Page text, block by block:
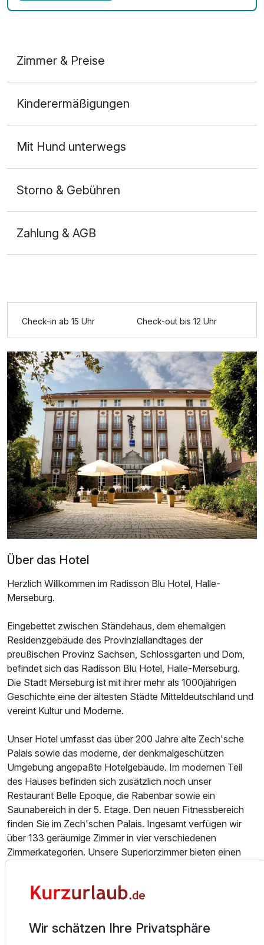
Zimmer & Preise
2 Erwachsene und 1 Kind
Ausstattung
Zusatznächte
Für 4 Tage p.P. ab205,00 €
Doppelzimmer Superior
2 Erwachsene
Ausstattung
Für 4 Tage
Einzelzimmer Standard
1 Erwachsenen und 1 Kind
Ausstattung
Kinderermäßigungen
Mit Hund unterwegs
Storno & Gebühren
Zahlung & AGB
Check-in ab 15 Uhr Check-out bis 12 Uhr
Über das Hotel
Herzlich Willkommen im Radisson Blu Hotel, Halle-
Merseburg.
Eingebettet zwischen Ständehaus, dem ehemaligen
Residenzgebäude des Provinziallandtages der
preußischen Provinz Sachsen, Schlossgarten und Dom,
befindet sich das Radisson Blu Hotel, Halle-Merseburg.
Die Stadt Merseburg ist mit ihrer mehr als 1000jährigen
Geschichte eine der ältesten Städte Mitteldeutschland und
vereint Kultur und Moderne.
Unser Hotel umfasst das über 200 Jahre alte Zech'sche
Palais sowie das moderne, der denkmalgeschützen
Umgebung angepaßte Hotelgebäude. Im modernen Teil
des Hauses befinden sich zusätzlich noch unser
Restaurant Belle Epoque, die Rabenbar sowie ein
Saunabereich in der 5. Etage. Den neuen Fitnessbereich
finden Sie im Zech'schen Palais. Ingesamt verfügen wir
über 133 geräumige Zimmer in vier verschiedenen
Zimmerkategorien. Unsere Superiorzimmer bieten einen
bietet Ihnen eine kulinarische Vielfalt mit internationaler
Gänge-Menü, vom Steak bis zum Fisch und vom
Mineralwasser bis zum Spitzenwein alles genießen.
Wir schätzen Ihre Privatsphäre